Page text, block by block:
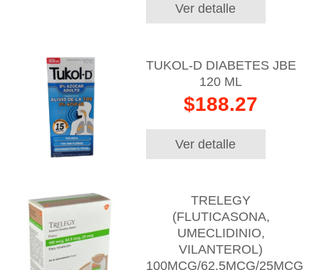
Ver detalle
TUKOL-D DIABETES JBE
120 ML
$188.27
Ver detalle
TRELEGY
(FLUTICASONA,
UMECLIDINIO,
VILANTEROL)
100MCG/62.5MCG/25MCG